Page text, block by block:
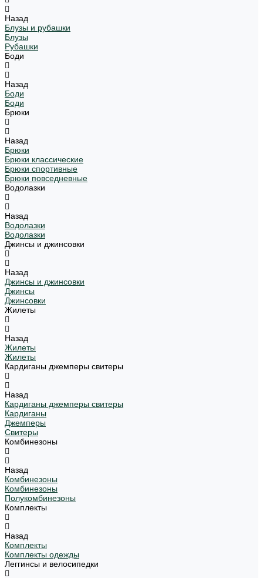
Назад
Блузы и рубашки
Блузы
Рубашки
Боди
Назад
Боди
Боди
Брюки
Назад
Брюки
Брюки классические
Брюки спортивные
Брюки повседневные
Водолазки
Назад
Водолазки
Водолазки
Джинсы и джинсовки
Назад
Джинсы и джинсовки
Джинсы
Джинсовки
Жилеты
Назад
Жилеты
Жилеты
Кардиганы джемперы свитеры
Назад
Кардиганы джемперы свитеры
Кардиганы
Джемперы
Свитеры
Комбинезоны
Назад
Комбинезоны
Комбинезоны
Полукомбинезоны
Комплекты
Назад
Комплекты
Комплекты одежды
Леггинсы и велосипедки